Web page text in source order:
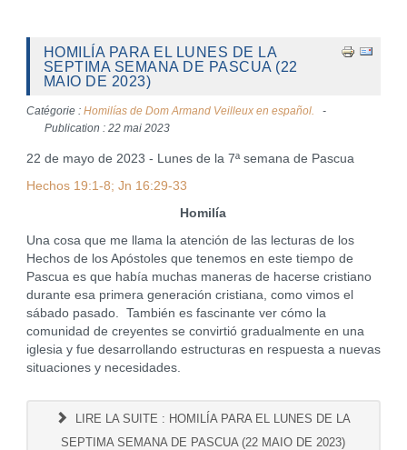
HOMILÍA PARA EL LUNES DE LA
SEPTIMA SEMANA DE PASCUA (22
MAIO DE 2023)
Catégorie : Homilías de Dom Armand Veilleux en español.
Publication : 22 mai 2023
22 de mayo de 2023 - Lunes de la 7ª semana de Pascua
Hechos 19:1-8; Jn 16:29-33
Homilía
Una cosa que me llama la atención de las lecturas de los
Hechos de los Apóstoles que tenemos en este tiempo de
Pascua es que había muchas maneras de hacerse cristiano
durante esa primera generación cristiana, como vimos el
sábado pasado. También es fascinante ver cómo la
comunidad de creyentes se convirtió gradualmente en una
iglesia y fue desarrollando estructuras en respuesta a nuevas
situaciones y necesidades.
LIRE LA SUITE : HOMILÍA PARA EL LUNES DE LA
SEPTIMA SEMANA DE PASCUA (22 MAIO DE 2023)